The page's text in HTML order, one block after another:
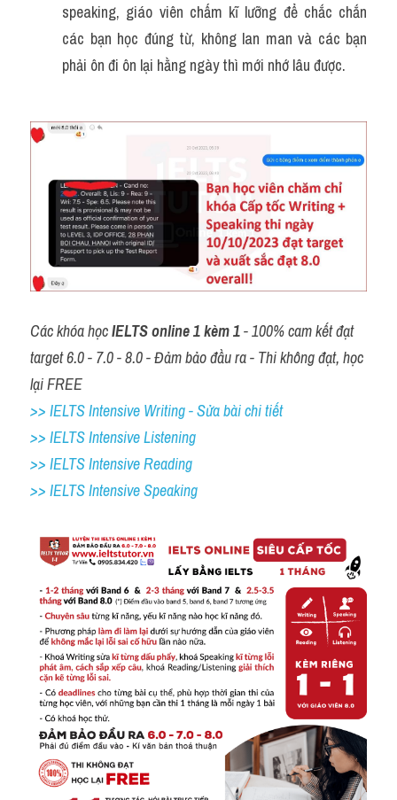
speaking, giáo viên chấm kĩ lưỡng để chắc chắn
các bạn học đúng từ, không lan man và các bạn
phải ôn đi ôn lại hằng ngày thì mới nhớ lâu được.
Các khóa học IELTS online 1 kèm 1 - 100% cam kết đạt
target 6.0 - 7.0 - 8.0 - Đảm bảo đầu ra - Thi không đạt, học
lại FREE
>> IELTS Intensive Writing - Sửa bài chi tiết
>> IELTS Intensive Listening
>> IELTS Intensive Reading
>> IELTS Intensive Speaking